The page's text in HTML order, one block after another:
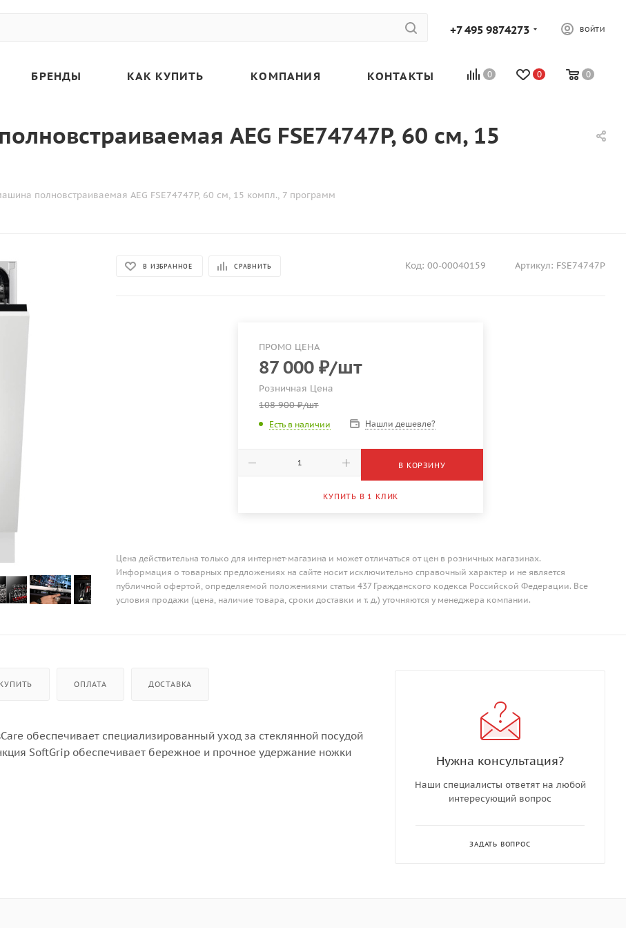
+7 495 9874273 ВОЙТИ
0 0 0
БРЕНДЫ КАК КУПИТЬ КОМПАНИЯ КОНТАКТЫ
AEG FSE74747P, 60 см, 15
полновстраиваемая AEG FSE74747P, 60 см, 15 компл., 7 программ
В ИЗБРАННОЕ СРАВНИТЬ Код: 00-00040159 Артикул: FSE74747P
ПРОМО ЦЕНА
87 000 ₽/шт
Розничная Цена
108 900₽/шт
Есть в наличии Нашли дешевле?
В КОРЗИНУ
КУПИТЬ В 1 КЛИК
Цена действительна только для интернет-магазина и может отличаться от цен в розничных магазинах.
Информация о товарных предложениях на сайте носит исключительно справочный характер и не является
публичной офертой, определяемой положениями статьи 437 Гражданского кодекса Российской Федерации. Все
условия продажи (цена, наличие товара, сроки доставки и т. д.) уточняются у менеджера компании.
ОПЛАТА ДОСТАВКА
обеспечивает специализированный уход за стеклянной посудой
SoftGrip обеспечивает бережное и прочное удержание ножки
программ с помощью QuickSelect, система сушки AirDry
Нужна консультация?
Наши специалисты ответят на любой
интересующий вопрос
ЗАДАТЬ ВОПРОС